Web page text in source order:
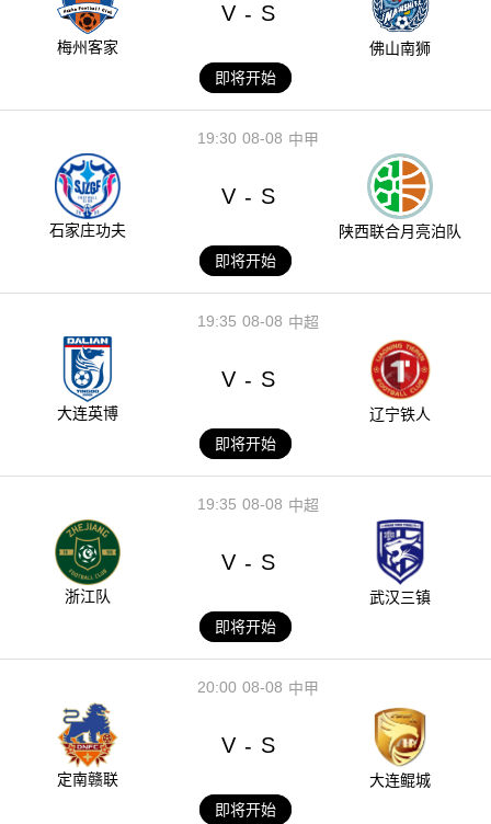
梅州客家
V - S
佛山南狮
即将开始
08-08
19:30 中甲
石家庄功夫
V - S
陕西联合月亮泊队
即将开始
08-08
19:35 中超
大连英博
V - S
辽宁铁人
即将开始
08-08
19:35 中超
浙江队
V - S
武汉三镇
即将开始
08-08
20:00 中甲
定南赣联
V - S
大连鲲城
即将开始